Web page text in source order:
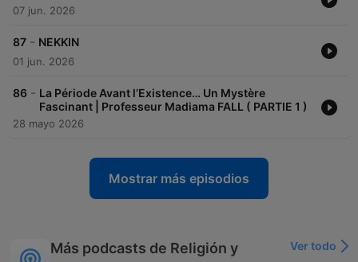
07 jun. 2026
87 - NEKKIN
01 jun. 2026
86 - La Période Avant l’Existence… Un Mystère
Fascinant | Professeur Madiama FALL ( PARTIE 1 )
28 mayo 2026
Mostrar más episodios
Más podcasts de Religión y
Ver todo